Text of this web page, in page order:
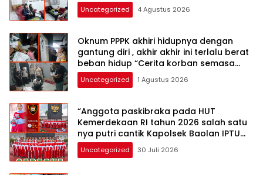
Uncategorized 4 Agustus 2026
Oknum PPPK akhiri hidupnya dengan
gantung diri , akhir akhir ini terlalu berat
beban hidup “Cerita korban semasa
hidup”
Uncategorized 1 Agustus 2026
“Anggota paskibraka pada HUT
Kemerdekaan RI tahun 2026 salah satu
nya putri cantik Kapolsek Baolan IPTU
Samir Muhammad SH MH yuk kenali”
Uncategorized 30 Juli 2026